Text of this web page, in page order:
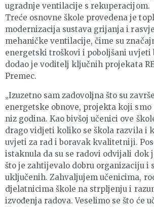
ugradnje ventilacije s rekuperacijom.
Treće osnovne škole provedena je
modernizacija sustava grijanja i
mehaničke ventilacije, čime su
energetski troškovi i poboljšani uvjeti
dodao je voditelj ključnih projekata
Premec.
„Izuzetno sam zadovoljna što su
energetske obnove, projekta koji
niz godina. Kao bivšoj učenici ove
drago vidjeti koliko se škola razvila i
uvjeti za rad i boravak kvalitetniji.
istaknula da su se radovi odvijali dok
što je zahtijevalo dobru organizaciju i
uključenih. Zahvaljujem učenicima,
djelatnicima škole na strpljenju i
izvođenja radova. Veselimo se što će